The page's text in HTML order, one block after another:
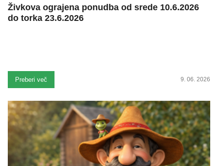
Živkova ograjena ponudba od srede 10.6.2026
do torka 23.6.2026
Preberi več 9. 06. 2026